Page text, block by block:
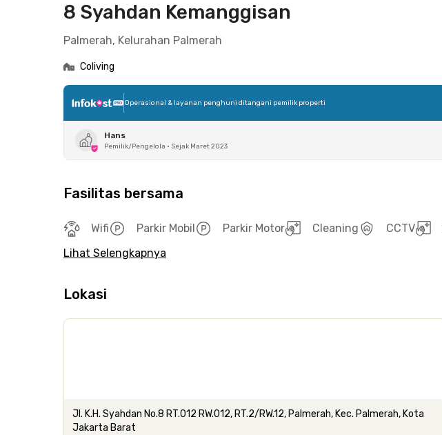
8 Syahdan Kemanggisan
Palmerah, Kelurahan Palmerah
Coliving
Operasional & layanan penghuni ditangani pemilik properti
Hans
Pemilik/Pengelola • Sejak Maret 2023
Fasilitas bersama
Wifi Parkir Mobil Parkir Motor Cleaning CCTV
Lihat Selengkapnya
Lokasi
Jl. K.H. Syahdan No.8 RT.012 RW.012, RT.2/RW.12, Palmerah, Kec. Palmerah, Kota
Jakarta Barat